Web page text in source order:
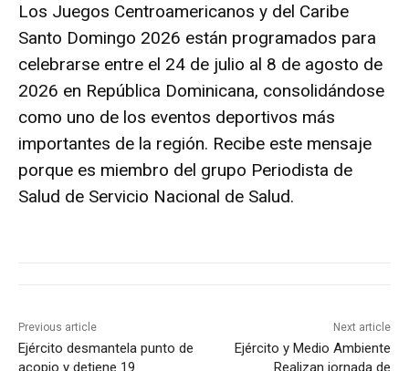
Los Juegos Centroamericanos y del Caribe
Santo Domingo 2026 están programados para
celebrarse entre el 24 de julio al 8 de agosto de
2026 en República Dominicana, consolidándose
como uno de los eventos deportivos más
importantes de la región. Recibe este mensaje
porque es miembro del grupo Periodista de
Salud de Servicio Nacional de Salud.
Previous article
Ejército desmantela punto de
Next article
Ejército y Medio Ambiente